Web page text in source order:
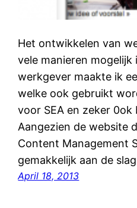
Het ontwikkelen van
vele manieren mogelijk
werkgever maakte ik
welke ook gebruikt
voor SEA en zeker 0ok
Aangezien de website
Content Management
gemakkelijk aan de
April 18, 2013